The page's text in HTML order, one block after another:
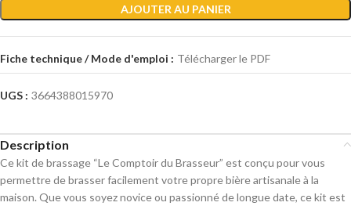
AJOUTER AU PANIER
Fiche technique / Mode d'emploi : Télécharger le PDF
UGS : 3664388015970
Description
Ce kit de brassage “Le Comptoir du Brasseur” est conçu pour vous
permettre de brasser facilement votre propre bière artisanale à la
maison. Que vous soyez novice ou passionné de longue date, ce kit est